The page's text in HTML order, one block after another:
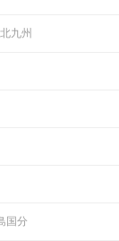
北九州
国分